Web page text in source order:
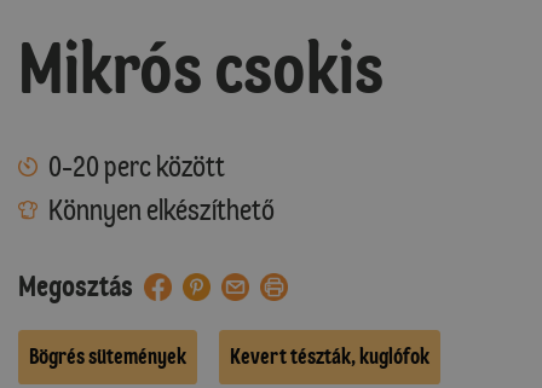
Mikrós csokis
0-20 perc között
Könnyen elkészíthető
Megosztás
Bögrés sütemények Kevert tészták, kuglófok